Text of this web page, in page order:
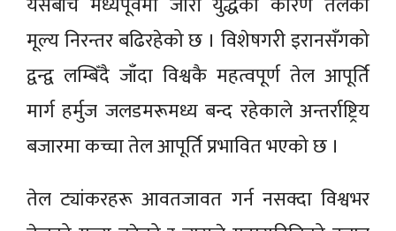
मूल्य निरन्तर बढिरहेको छ । विशेषगरी इरानसँगको
द्वन्द्व लम्बिँदै जाँदा विश्वकै महत्वपूर्ण तेल आपूर्ति
मार्ग हर्मुज जलडमरूमध्य बन्द रहेकाले अन्तर्राष्ट्रिय
बजारमा कच्चा तेल आपूर्ति प्रभावित भएको छ ।
तेल ट्यांकरहरू आवतजावत गर्न नसक्दा विश्वभर